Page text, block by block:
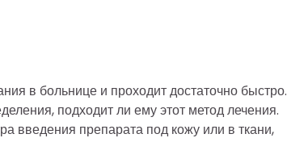
в больнице и проходит достаточно быстро.
подходит ли ему этот метод лечения.
введения препарата под кожу или в ткани,